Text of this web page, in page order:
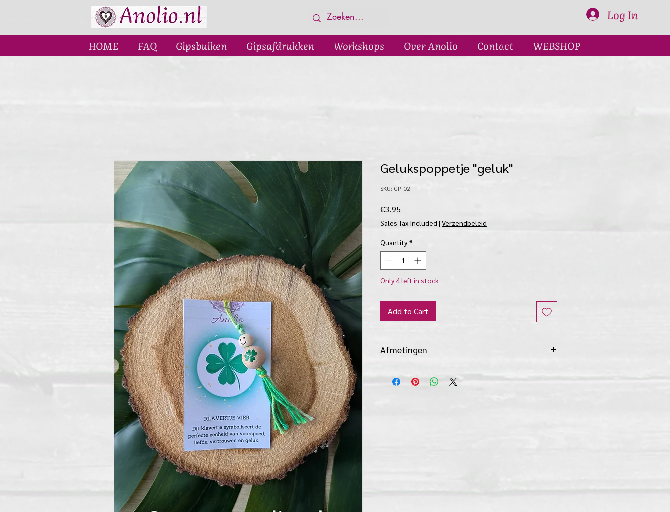
Log In
HOME FAQ Gipsbuiken Gipsafdrukken Workshops Over Anolio Contact WEBSHOP
Gelukspoppetje "geluk"
SKU: GP-02
€3.95
Sales Tax Included | Verzendbeleid
Quantity *
Only 4 left in stock
Add to Cart
Afmetingen